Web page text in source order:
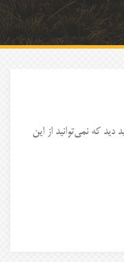
که نمی‌توانید از این